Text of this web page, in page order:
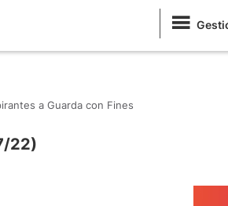
a Guarda con Fines
22)